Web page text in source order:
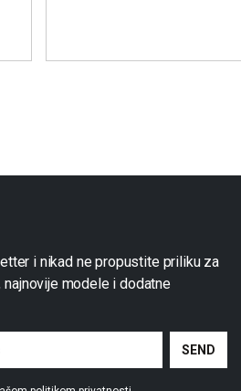
i nikad ne propustite priliku za
modele i dodatne